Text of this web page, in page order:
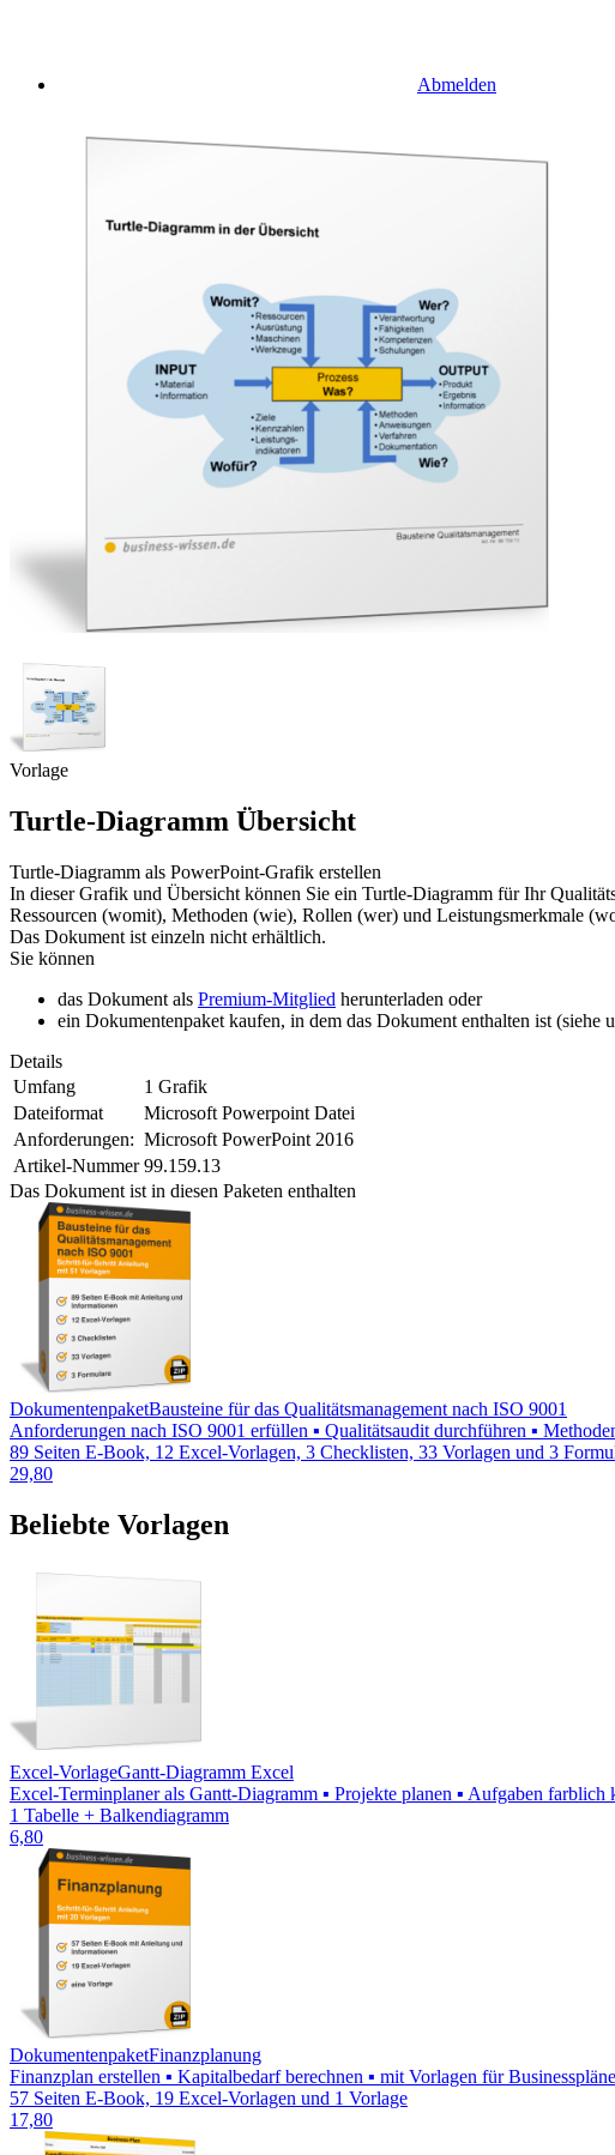
Abmelden
Vorlage
Turtle-Diagramm Übersicht
Turtle-Diagramm als PowerPoint-Grafik erstellen
In dieser Grafik und Übersicht können Sie ein Turtle-Diagramm für Ihr
Ressourcen (womit), Methoden (wie), Rollen (wer) und Leistungsmerkmale
Das Dokument ist einzeln nicht erhältlich.
Sie können
das Dokument als Premium-Mitglied herunterladen oder
ein Dokumentenpaket kaufen, in dem das Dokument enthalten ist (siehe
Details
Umfang
1 Grafik
Dateiformat
Microsoft Powerpoint Datei
Anforderungen: Microsoft PowerPoint 2016
Artikel-Nummer 99.159.13
Das Dokument ist in diesen Paketen enthalten
DokumentenpaketBausteine für das Qualitätsmanagement nach ISO 9001
Anforderungen nach ISO 9001 erfüllen ▪ Qualitätsaudit durchführen ▪
89 Seiten E-Book, 12 Excel-Vorlagen, 3 Checklisten, 33 Vorlagen und 3
29,80
Beliebte Vorlagen
Excel-VorlageGantt-Diagramm Excel
Excel-Terminplaner als Gantt-Diagramm ▪ Projekte planen ▪ Aufgaben farblich
1 Tabelle + Balkendiagramm
6,80
DokumentenpaketFinanzplanung
Finanzplan erstellen ▪ Kapitalbedarf berechnen ▪ mit Vorlagen für
57 Seiten E-Book, 19 Excel-Vorlagen und 1 Vorlage
17,80